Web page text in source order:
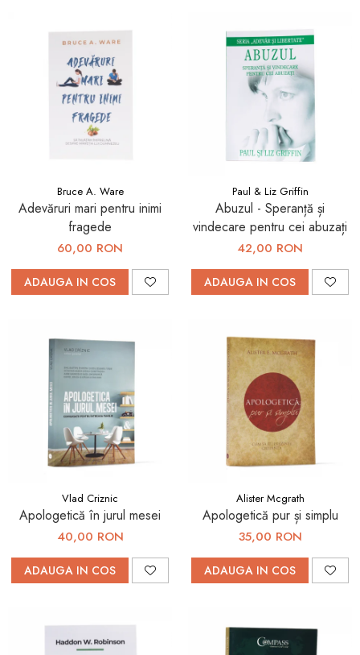
Bruce A. Ware
Adevăruri mari pentru inimi
fragede
60,00 RON
ADAUGA IN COS
Paul & Liz Griffin
Abuzul - Speranță și
vindecare pentru cei abuzați
42,00 RON
ADAUGA IN COS
Vlad Criznic
Apologetică în jurul mesei
40,00 RON
ADAUGA IN COS
Alister Mcgrath
Apologetică pur și simplu
35,00 RON
ADAUGA IN COS